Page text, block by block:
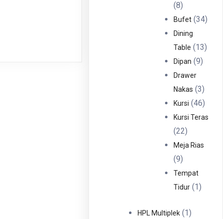
88
Produk
Bufet 3434
Dining
Table
1313
Dipan 99
Drawer
Nakas
33
Kursi 4646
Kursi Teras
2222
Produk
Meja Rias
99
Produk
Tempat
Tidur
11
HPL Multiplek 11